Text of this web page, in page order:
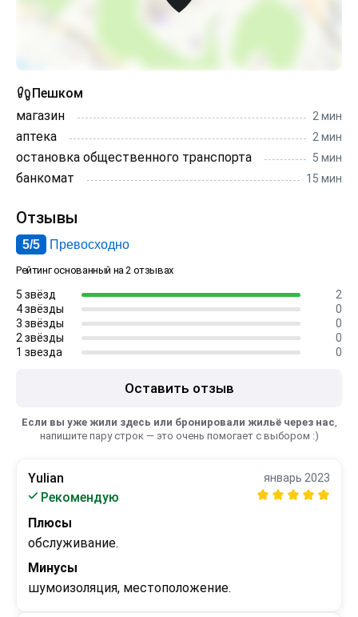
Пешком
магазин
2 мин
аптека 2 мин
остановка общественного транспорта 5 мин
банкомат 15 мин
Отзывы
5/5 Превосходно
Рейтинг основанный на 2 отзывах
5 звёзд
2
4 звёзды
0
3 звёзды
0
2 звёзды
0
1 звезда
0
Оставить отзыв
Если вы уже жили здесь или бронировали жильё через нас,
напишите пару строк — это очень помогает с выбором :)
Yulian
Рекомендую
январь 2023
Плюсы
обслуживание.
Минусы
шумоизоляция, местоположение.